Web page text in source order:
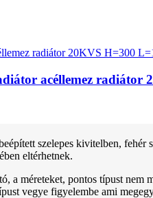
acéllemez radiátor
szelepes kivitelben,
eltérhetnek.
a méreteket, pontos típust nem
vegye figyelembe ami